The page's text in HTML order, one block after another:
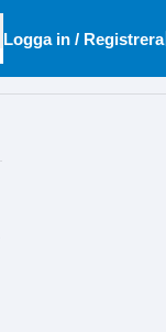
Logga in / Registrera